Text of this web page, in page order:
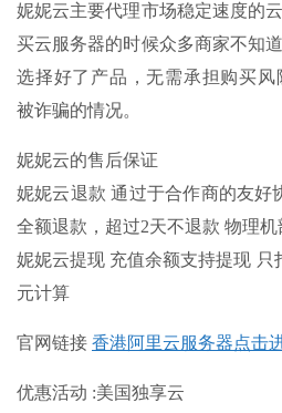
妮妮云主要代理市场稳定速度的
买云服务器的时候众多商家不知
选择好了产品，无需承担购买
被诈骗的情况。
妮妮云的售后保证
妮妮云退款 通过于合作商的友好
全额退款 ，超过2天不退款 物理
妮妮云提现 充值余额支持提现 只
元计算
官网链接 香港阿里云服务器点击
优惠活动 :美国独享云